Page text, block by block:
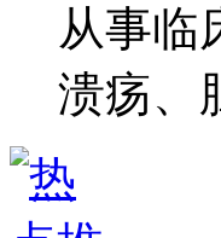
从事临
溃疡、